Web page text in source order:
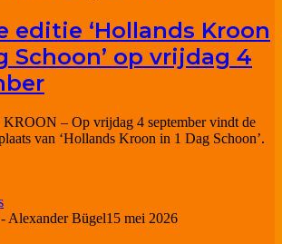
editie ‘Hollands Kroon
Schoon’ op vrijdag 4
– Op vrijdag 4 september vindt de
van ‘Hollands Kroon in 1 Dag Schoon’.
Alexander Bügel15 mei 2026